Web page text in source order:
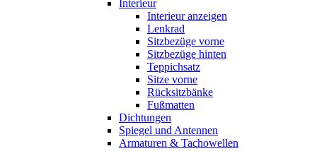
Interieur
Interieur anzeigen
Lenkrad
Sitzbezüge vorne
Sitzbezüge hinten
Teppichsatz
Sitze vorne
Rücksitzbänke
Fußmatten
Dichtungen
Spiegel und Antennen
Armaturen & Tachowellen